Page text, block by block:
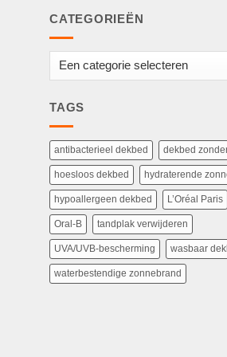
CATEGORIEËN
TAGS
antibacterieel dekbed dekbed
hoesloos dekbed hydraterende
hypoallergeen dekbed L’Oréal Paris
Oral-B tandplak verwijderen
UVA/UVB-bescherming wasbaar
waterbestendige zonnebrand